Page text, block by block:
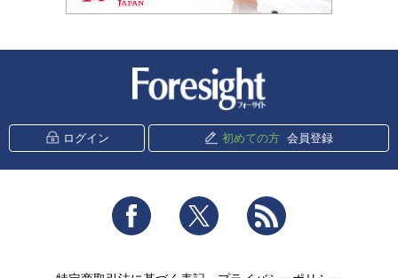
ログイン 初めての方 会員登録
Facebook Twitter